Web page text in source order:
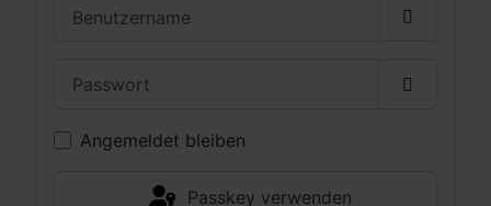
Angemeldet bleiben
Passkey verwenden